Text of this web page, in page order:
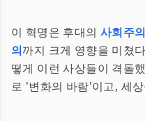
이 혁명은 후대의 사회주의
의까지 크게 영향을 미쳤
떻게 이런 사상들이 격돌
로 '변화의 바람'이고, 세